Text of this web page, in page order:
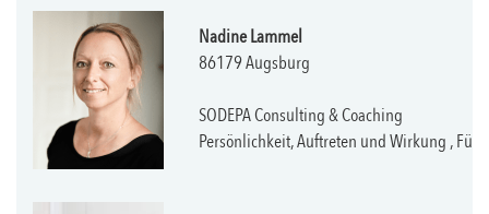
Nadine Lammel
86179 Augsburg
SODEPA Consulting & Coaching
Persönlichkeit, Auftreten und Wirkung ,